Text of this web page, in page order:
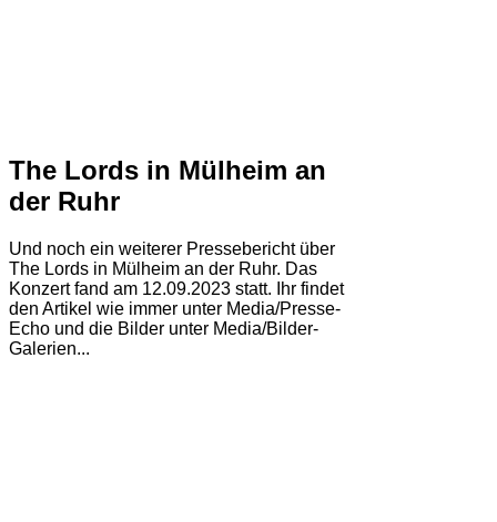
The Lords in Mülheim an
der Ruhr
Und noch ein weiterer Pressebericht über
The Lords in Mülheim an der Ruhr. Das
Konzert fand am 12.09.2023 statt. Ihr findet
den Artikel wie immer unter Media/Presse-
Echo und die Bilder unter Media/Bilder-
Galerien...